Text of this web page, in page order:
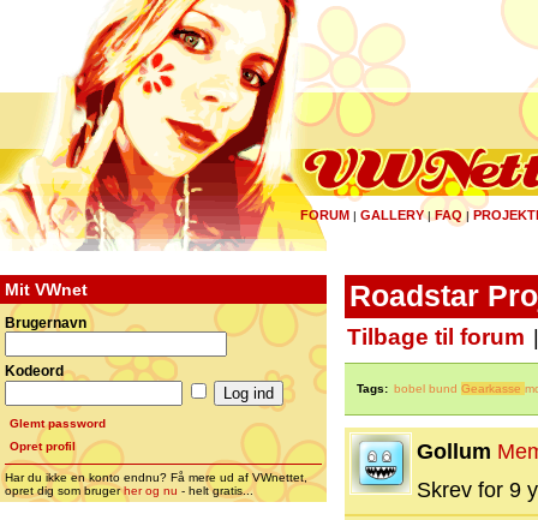
FORUM | GALLERY|FAQ |
Mit VWnet
Brugernavn
Kodeord
Glemt password
Opret profil
Har du ikke en konto endnu? Få mere ud af VWnettet,
opret dig som brugerher og nu - helt gratis...
Roadstar
Tilbage til forum
Tags: bobel bund Gearkasse
Gollum
Skrev for 9